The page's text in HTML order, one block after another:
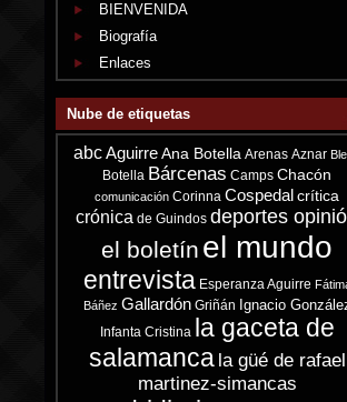
BIENVENIDA
Biografía
Enlaces
Nube de etiquetas
abcAguirre Ana Botella Arenas Aznar
Botella Bárcenas Camps Chacón
comunicación Corinna Cospedal crítica
crónica de Guindos deportes
el boletín el mundo
entrevista Esperanza Aguirre
Báñez Gallardón Griñán Ignacio
Infanta Cristina la gaceta de
salamanca la güé de rafael
martinez-simancas